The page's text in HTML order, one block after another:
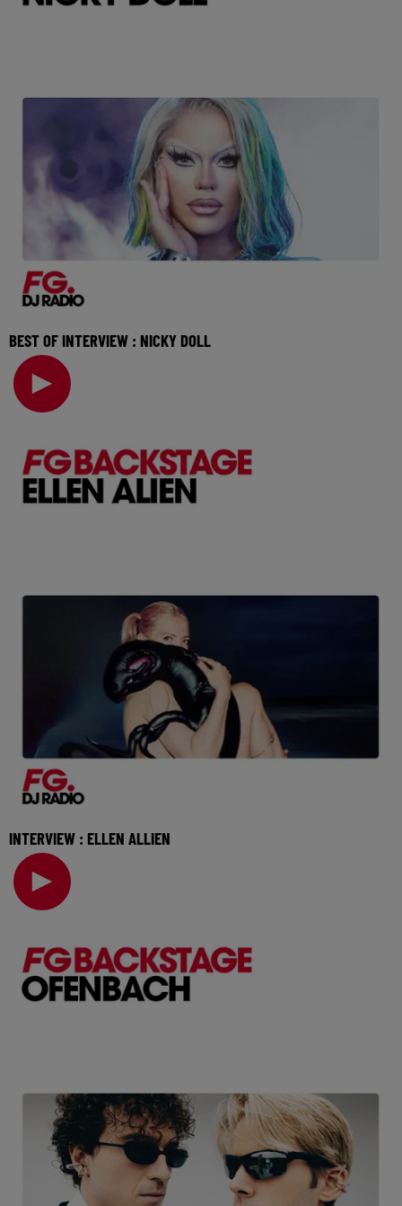
BEST OF INTERVIEW : NICKY DOLL
Elle a ouvert la voie avec Drag Race France et poursuit
aujourd'hui son aventure avec un album pop-é
INTERVIEW : ELLEN ALLIEN
Figure incontestable de la techno allemande, Ellen Allien
vient nous présenter son nouvel album New